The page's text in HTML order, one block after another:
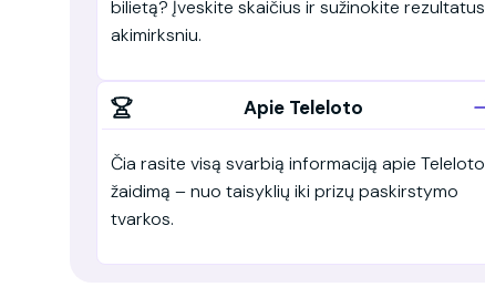
bilietą? Įveskite skaičius ir sužinokite rezultatus
akimirksniu.
Apie Teleloto
Čia rasite visą svarbią informaciją apie Teleloto
žaidimą – nuo taisyklių iki prizų paskirstymo
tvarkos.